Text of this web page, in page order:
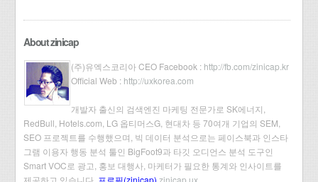
About zinicap
(주)유엑스코리아 CEO Facebook : http://fb.com/zinicap.kr
Official Web : http://uxkorea.com
개발자 출신의 검색엔진 마케팅 전문가로 SK에너지,
RedBull, Hotels.com, LG 옵티머스G, 현대차 등 70여개 기업의 SEM,
SEO 프로젝트를 수행했으며, 빅 데이터 분석으로는 페이스북과 인스타
그램 이용자 행동 분석 툴인 BigFoot9과 타깃 오디언스 분석 도구인
Smart VOC로 광고, 홍보 대행사, 마케터가 필요한 통계와 인사이트를